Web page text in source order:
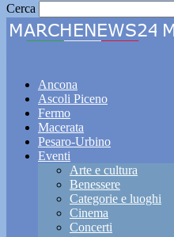
Cerca
Ancona
Ascoli Piceno
Fermo
Macerata
Pesaro-Urbino
Eventi
Arte e cultura
Benessere
Categorie e luoghi
Cinema
Concerti